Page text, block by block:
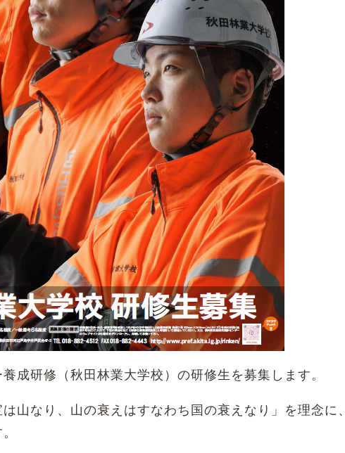
成研修（秋田林業大学校）の研修生を募集します。
なり、山の衰えはすなわち国の衰えなり」を理念に、